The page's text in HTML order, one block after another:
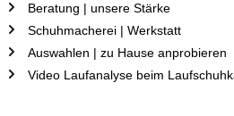
Beratung | unsere Stärke
Schuhmacherei | Werkstatt
Auswahlen | zu Hause anprobieren
Video Laufanalyse beim